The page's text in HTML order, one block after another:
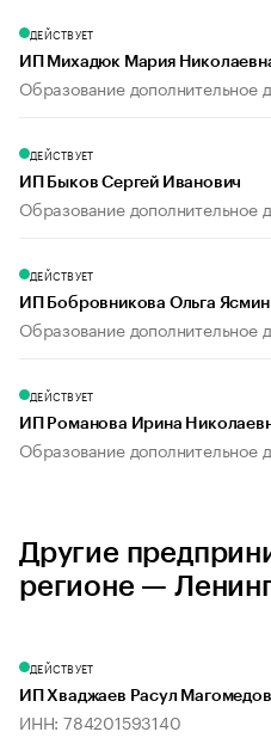
ДЕЙСТВУЕТ
ИП Михадюк Мария
Образование дополнительное
ДЕЙСТВУЕТ
ИП Быков Сергей Иванович
Образование дополнительное
ДЕЙСТВУЕТ
ИП Бобровникова Ольга Ясмин
Образование дополнительное
ДЕЙСТВУЕТ
ИП Романова Ирина
Образование дополнительное
Другие
регионе —
ДЕЙСТВУЕТ
ИП Хваджаев Расул
ИНН: 784201593140